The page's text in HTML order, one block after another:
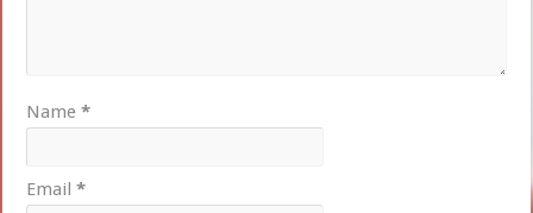
Name*
Email*